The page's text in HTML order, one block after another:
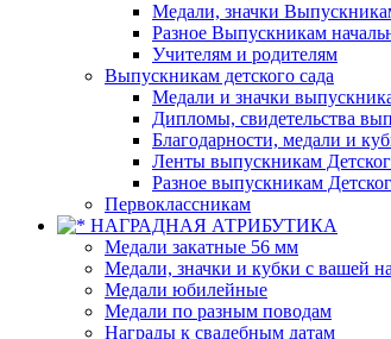
Медали, значки
Разное Выпускникам
Учителям и родителям
Выпускникам детского сада
Медали и значки
Дипломы, свидетельства
Благодарности, медали и
Ленты выпускникам
Разное выпускникам
Первоклассникам
НАГРАДНАЯ АТРИБУТИКА
Медали закатные 56 мм
Медали, значки и кубки с вашей
Медали юбилейные
Медали по разным поводам
Награды к свадебным датам